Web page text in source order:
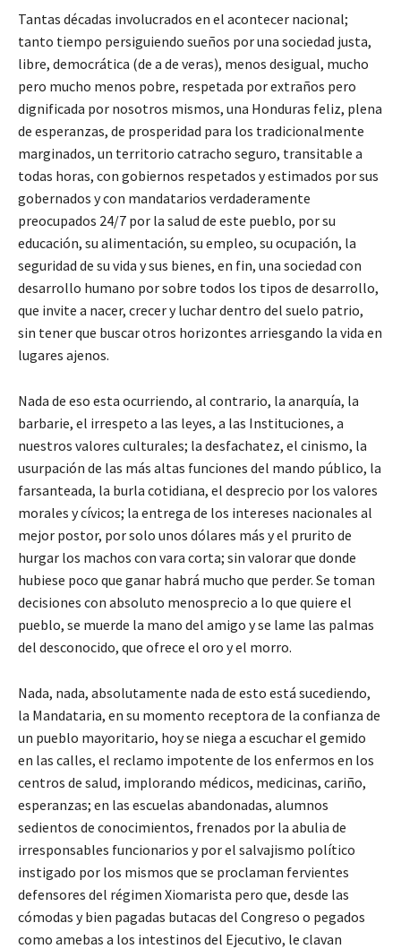
Tantas décadas involucrados en el acontecer nacional;
tanto tiempo persiguiendo sueños por una sociedad justa,
libre, democrática (de a de veras), menos desigual, mucho
pero mucho menos pobre, respetada por extraños pero
dignificada por nosotros mismos, una Honduras feliz, plena
de esperanzas, de prosperidad para los tradicionalmente
marginados, un territorio catracho seguro, transitable a
todas horas, con gobiernos respetados y estimados por sus
gobernados y con mandatarios verdaderamente
preocupados 24/7 por la salud de este pueblo, por su
educación, su alimentación, su empleo, su ocupación, la
seguridad de su vida y sus bienes, en fin, una sociedad con
desarrollo humano por sobre todos los tipos de desarrollo,
que invite a nacer, crecer y luchar dentro del suelo patrio,
sin tener que buscar otros horizontes arriesgando la vida en
lugares ajenos.
Nada de eso esta ocurriendo, al contrario, la anarquía, la
barbarie, el irrespeto a las leyes, a las Instituciones, a
nuestros valores culturales; la desfachatez, el cinismo, la
usurpación de las más altas funciones del mando público, la
farsanteada, la burla cotidiana, el desprecio por los valores
morales y cívicos; la entrega de los intereses nacionales al
mejor postor, por solo unos dólares más y el prurito de
hurgar los machos con vara corta; sin valorar que donde
hubiese poco que ganar habrá mucho que perder. Se toman
decisiones con absoluto menosprecio a lo que quiere el
pueblo, se muerde la mano del amigo y se lame las palmas
del desconocido, que ofrece el oro y el morro.
Nada, nada, absolutamente nada de esto está sucediendo,
la Mandataria, en su momento receptora de la confianza de
un pueblo mayoritario, hoy se niega a escuchar el gemido
en las calles, el reclamo impotente de los enfermos en los
centros de salud, implorando médicos, medicinas, cariño,
esperanzas; en las escuelas abandonadas, alumnos
sedientos de conocimientos, frenados por la abulia de
irresponsables funcionarios y por el salvajismo político
instigado por los mismos que se proclaman fervientes
defensores del régimen Xiomarista pero que, desde las
cómodas y bien pagadas butacas del Congreso o pegados
como amebas a los intestinos del Ejecutivo, le clavan